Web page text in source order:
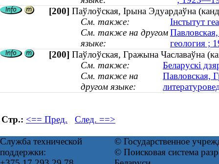
[200] Паўлоўская, Ірына Эдуардаўна
См. также:
Інстытут
См. также на другом
языке:
геология ;
[200] Паўлоўская, Гражына Чаславаўна
См. также:
Беларускі
См. также на
другом языке:
Павловская,
Стр.: <== Пред. След. ==>
Служба технической
поддержки:
© Государственное
© Поисковая система